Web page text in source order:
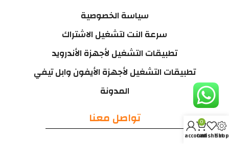
سياسة الخصوصية
سرعة النت لتشغيل الاشتراك
تطبيقات التشغيل لأجهزة الأندرويد
تطبيقات التشغيل لأجهزة الأيفون وابل تيفي
المدونة
تواصل معنا
Shop
Wishlist
0
Cart
My account